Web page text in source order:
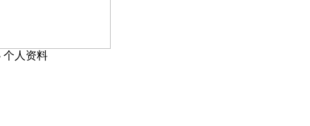
个人资料